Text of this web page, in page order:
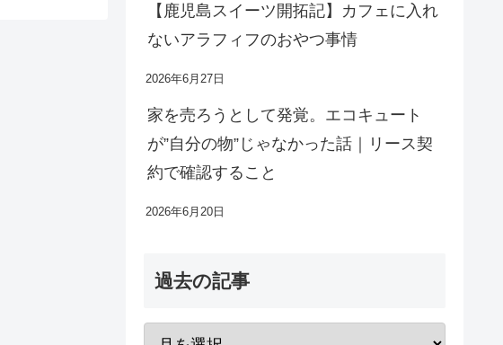
【鹿児島スイーツ開拓記】カフェに入れ
ないアラフィフのおやつ事情
2026年6月27日
家を売ろうとして発覚。エコキュート
が”自分の物”じゃなかった話｜リース契
約で確認すること
2026年6月20日
過去の記事